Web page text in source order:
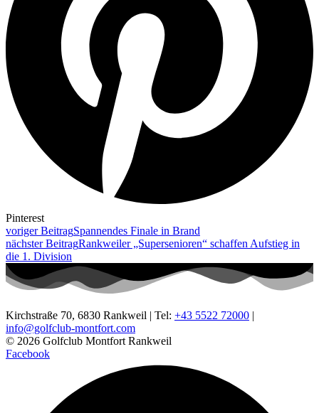
Pinterest
voriger BeitragSpannendes Finale in Brand
nächster BeitragRankweiler „Supersenioren“ schaffen Aufstieg in
die 1. Division
Kirchstraße 70, 6830 Rankweil | Tel: +43 5522 72000 |
info@golfclub-montfort.com
© 2026 Golfclub Montfort Rankweil
Facebook